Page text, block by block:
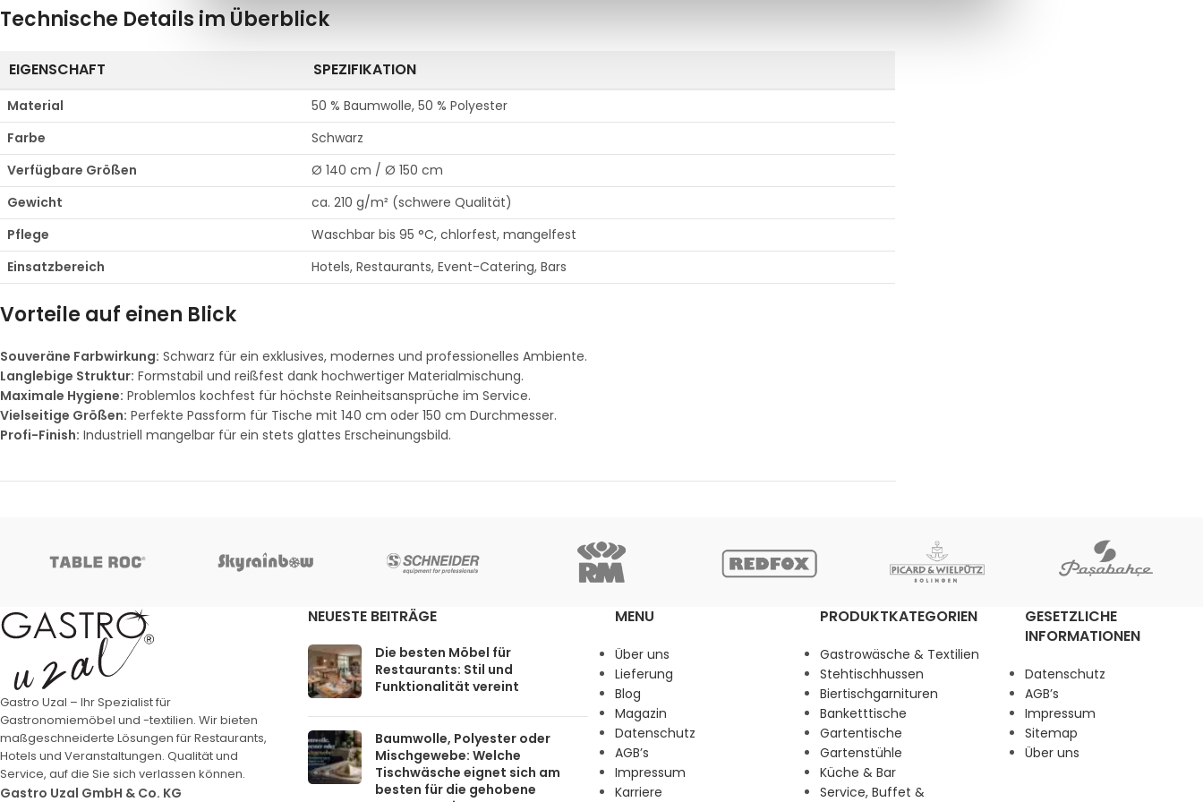
Technische Details im Überblick
EIGENSCHAFT SPEZIFIKATION
Material
50 % Baumwolle, 50 % Polyester
Farbe
Schwarz
Verfügbare Größen
Ø 140 cm / Ø 150 cm
Gewicht
ca. 210 g/m² (schwere Qualität)
Pflege
Waschbar bis 95 °C, chlorfest, mangelfest
Einsatzbereich
Hotels, Restaurants, Event-Catering, Bars
Vorteile auf einen Blick
Souveräne Farbwirkung: Schwarz für ein exklusives, modernes und professionelles Ambiente.
Langlebige Struktur: Formstabil und reißfest dank hochwertiger Materialmischung.
Maximale Hygiene: Problemlos kochfest für höchste Reinheitsansprüche im Service.
Vielseitige Größen: Perfekte Passform für Tische mit 140 cm oder 150 cm Durchmesser.
Profi-Finish: Industriell mangelbar für ein stets glattes Erscheinungsbild.
Gastro Uzal – Ihr Spezialist für
Gastronomiemöbel und -textilien. Wir bieten
maßgeschneiderte Lösungen für Restaurants,
Hotels und Veranstaltungen. Qualität und
Service, auf die Sie sich verlassen können.
Gastro Uzal GmbH & Co. KG
NEUESTE BEITRÄGE
Die besten Möbel für
Restaurants: Stil und
Funktionalität vereint
Baumwolle, Polyester oder
Mischgewebe: Welche
Tischwäsche eignet sich am
besten für die gehobene
MENU
Über uns
Lieferung
Blog
Magazin
Datenschutz
AGB’s
Impressum
Karriere
PRODUKTKATEGORIEN
Gastrowäsche & Textilien
Stehtischhussen
Biertischgarnituren
Banketttische
Gartentische
Gartenstühle
Küche & Bar
Service, Buffet &
GESETZLICHE
INFORMATIONEN
Datenschutz
AGB’s
Impressum
Sitemap
Über uns